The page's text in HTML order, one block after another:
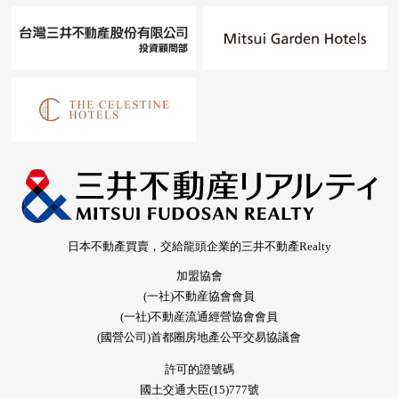
日本不動產買賣，交給龍頭企業的三井不動產Realty
加盟協會
(一社)不動産協會會員
(一社)不動産流通經營協會會員
(國營公司)首都圈房地產公平交易協議會
許可的證號碼
國土交通大臣(15)777號